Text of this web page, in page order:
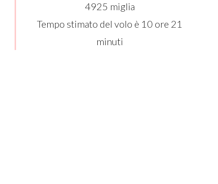
4925 miglia
Tempo stimato del volo è 10 ore 21
minuti